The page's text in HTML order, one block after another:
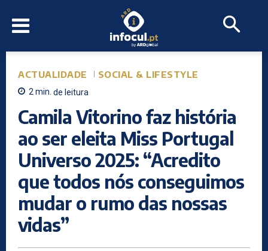
ACTUALIDADE SOCIAL & LIFESTYLE
2min. de leitura
Camila Vitorino faz história
ao ser eleita Miss Portugal
Universo 2025: “Acredito
que todos nós conseguimos
mudar o rumo das nossas
vidas”